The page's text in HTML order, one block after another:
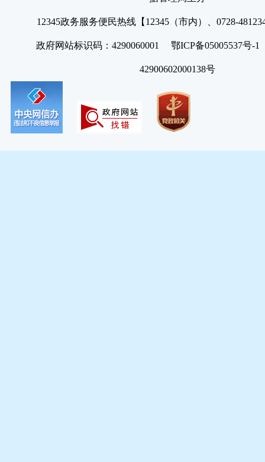
12345政务服务便民热线【12345（市内）、0728-
政府网站标识码：4290060001 鄂ICP备05005537号
42900602000138号